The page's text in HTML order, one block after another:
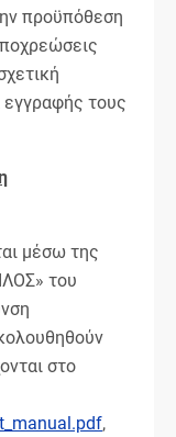
προϋπόθεση
εγγραφής τους
μέσω της
του
στο
,